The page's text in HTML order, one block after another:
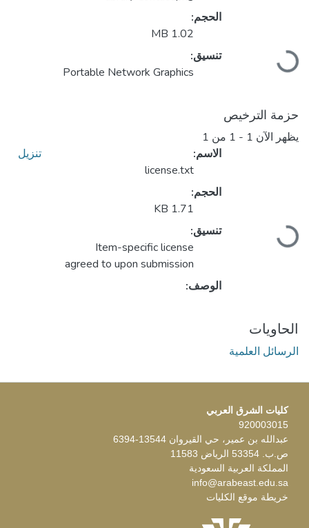
جاري التحميل...
الحجم:
1.02 MB
تنسيق:
Portable Network Graphics
حزمة الترخيص
يظهر الآن 1 - 1 من 1
جاري التحميل...
الاسم:
license.txt
الحجم:
1.71 KB
تنسيق:
Item-specific license
agreed to upon submission
الوصف:
تنزيل
الحاويات
الرسائل العلمية
كليات الشرق العربي
920003015
عبدالله بن عمير، حي القيروان 13544-6394
ص.ب. 53354 الرياض 11583
المملكة العربية السعودية
info@arabeast.edu.sa
خريطة موقع الكليات